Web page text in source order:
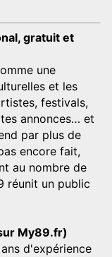
gratuit et
une
et les
festivals,
annonces… et
par plus de
encore fait,
au nombre de
réunit un public
My89.fr)
d'expérience